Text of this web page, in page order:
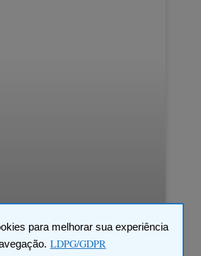
para melhorar sua experiência
LDPG/GDPR